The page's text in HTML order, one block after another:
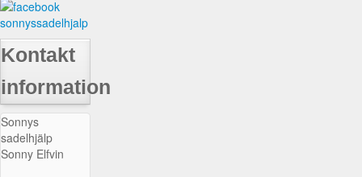
Kontakt
information
Sonnys
sadelhjälp
Sonny Elfvin